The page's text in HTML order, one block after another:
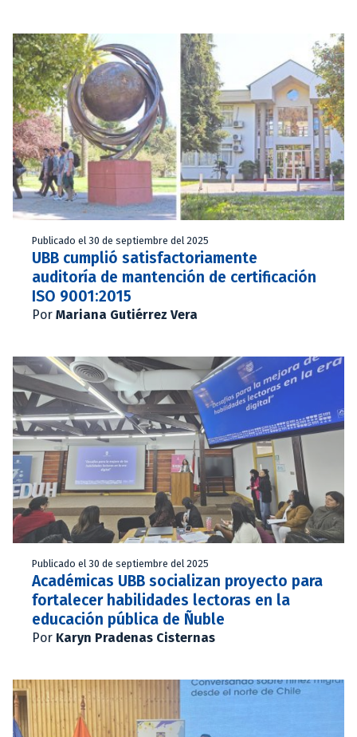
Publicado el 30 de septiembre del 2025
UBB cumplió satisfactoriamente
auditoría de mantención de certificación
ISO 9001:2015
Por Mariana Gutiérrez Vera
Publicado el 30 de septiembre del 2025
Académicas UBB socializan proyecto para
fortalecer habilidades lectoras en la
educación pública de Ñuble
Por Karyn Pradenas Cisternas